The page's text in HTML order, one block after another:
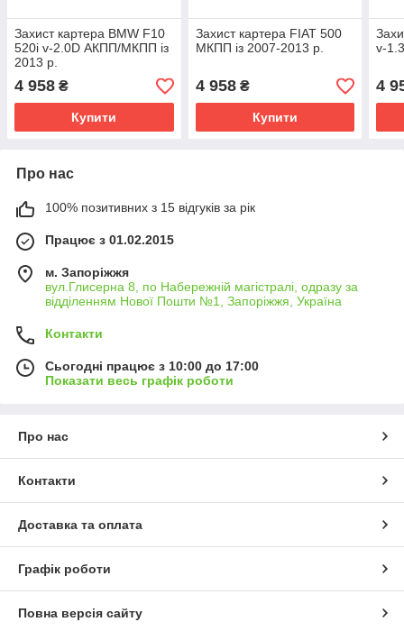
Захист картера BMW F10
520i v-2.0D АКПП/МКПП із
2013 р.
4 958 ₴
Купити
Захист картера FIAT 500
МКПП із 2007-2013 р.
4 958₴
Купити
v-
4
Про нас
100% позитивних з 15 відгуків за рік
Працює з 01.02.2015
м. Запоріжжя
вул.Глисерна 8, по Набережній магістралі, одразу за
відділенням Нової Пошти №1, Запоріжжя, Україна
Контакти
Сьогодні працює з 10:00 до 17:00
Показати весь графік роботи
Про нас
Контакти
Доставка та оплата
Графік роботи
Повна версія сайту